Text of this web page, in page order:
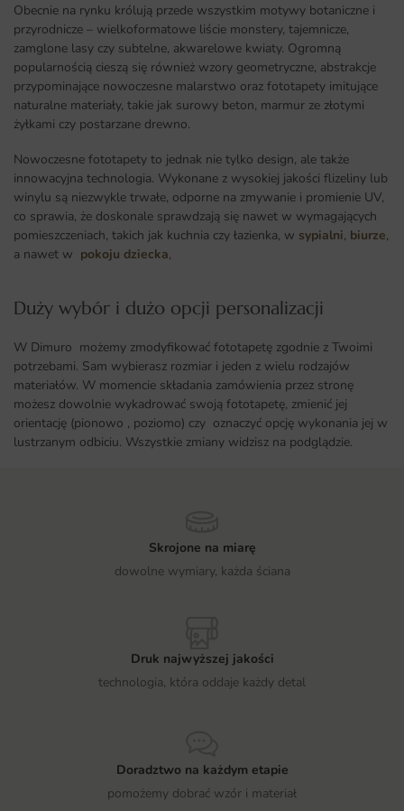
Obecnie na rynku królują przede wszystkim motywy botaniczne i
przyrodnicze – wielkoformatowe liście monstery, tajemnicze,
zamglone lasy czy subtelne, akwarelowe kwiaty. Ogromną
popularnością cieszą się również wzory geometryczne, abstrakcje
przypominające nowoczesne malarstwo oraz fototapety imitujące
naturalne materiały, takie jak surowy beton, marmur ze złotymi
żyłkami czy postarzane drewno.
Nowoczesne fototapety to jednak nie tylko design, ale także
innowacyjna technologia. Wykonane z wysokiej jakości flizeliny lub
winylu są niezwykle trwałe, odporne na zmywanie i promienie UV,
co sprawia, że doskonale sprawdzają się nawet w wymagających
pomieszczeniach, takich jak kuchnia czy łazienka, w sypialni, biurze,
a nawet w pokoju dziecka,
Duży wybór i dużo opcji personalizacji ​
W Dimuro możemy zmodyfikować fototapetę zgodnie z Twoimi
potrzebami. Sam wybierasz rozmiar i jeden z wielu rodzajów
materiałów. W momencie składania zamówienia przez stronę
możesz dowolnie wykadrować swoją fototapetę, zmienić jej
orientację (pionowo , poziomo) czy oznaczyć opcję wykonania jej w
lustrzanym odbiciu. Wszystkie zmiany widzisz na podglądzie.
Skrojone na miarę
dowolne wymiary, każda ściana
Druk najwyższej jakości
technologia, która oddaje każdy detal
Doradztwo na każdym etapie
pomożemy dobrać wzór i materiał